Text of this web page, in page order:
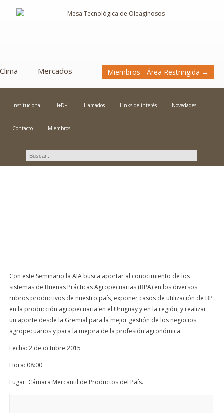
Clima Mercados Miembros - Área Restringida →
Institucional I+D+i Llamados Links de interés Novedades
Contacto Miembros
Con este Seminario la AIA busca aportar al conocimiento de los
sistemas de Buenas Prácticas Agropecuarias (BPA) en los diversos
rubros productivos de nuestro país, exponer casos de utilización de BP
en la producción agropecuaria en el Uruguay y en la región, y realizar
un aporte desde la Gremial para la mejor gestión de los negocios
agropecuarios y para la mejora de la profesión agronómica.
Fecha: 2 de octubre 2015
Hora: 08:00.
Lugar: Cámara Mercantil de Productos del País.